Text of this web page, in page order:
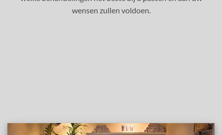
wensen zullen voldoen.